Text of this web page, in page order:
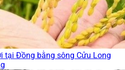
tại Đồng bằng sông Cửu Long